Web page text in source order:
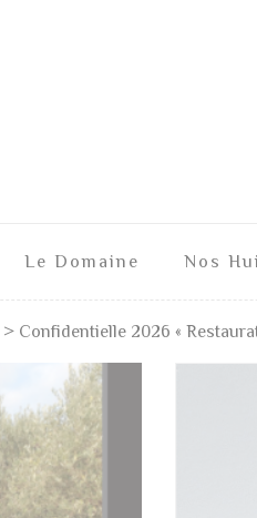
Le Domaine Nos
> Confidentielle 2026 «